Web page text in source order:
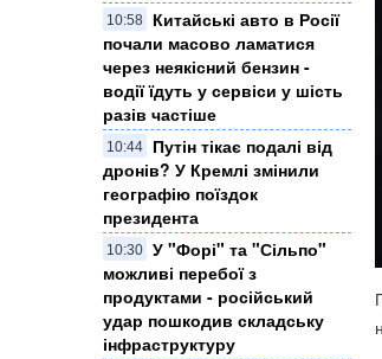
10:58
Китайські авто в Росії
почали масово ламатися
через неякісний бензин -
водії їдуть у сервіси у шість
разів частіше
10:44
Путін тікає подалі від
дронів? У Кремлі змінили
географію поїздок
президента
10:30 У "Форі" та "Сільпо"
можливі перебої з
продуктами - російський
удар пошкодив складську
інфраструктуру